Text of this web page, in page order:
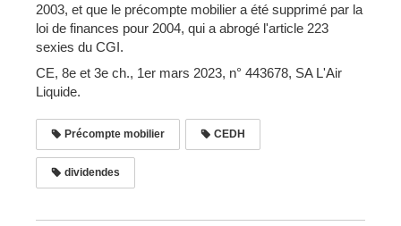
2003, et que le précompte mobilier a été supprimé par la
loi de finances pour 2004, qui a abrogé l'article 223
sexies du CGI.
CE, 8e et 3e ch., 1er mars 2023, n° 443678, SA L'Air
Liquide.
Précompte mobilier CEDH
dividendes